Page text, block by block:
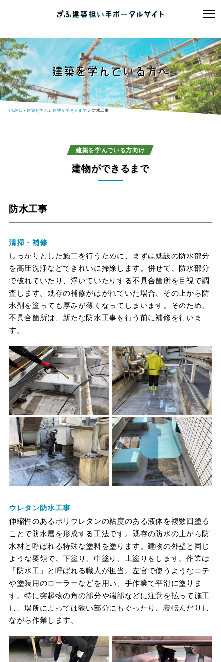
建築を学んでいる方へ
HOME 建築を学ぶ 建物ができるまで 防水工事
建築を学んでいる方向け
建物ができるまで
防水工事
清掃・補修
しっかりとした施工を行うために、まずは既設の防水部分
を高圧洗浄などできれいに掃除します。併せて、防水部分
で破れていたり、浮いていたりする不具合箇所を目視で調
査します。既存の補修がはがれていた場合、その上から防
水剤を塗っても厚みが薄くなってしまいます。そのため、
不具合箇所は、新たな防水工事を行う前に補修を行いま
す。
ウレタン防水工事
伸縮性のあるポリウレタンの粘度のある液体を複数回塗る
ことで防水層を形成する工法です。既存の防水の上から防
水材と呼ばれる特殊な塗料を塗ります。建物の外壁と同じ
ような要領で、下塗り、中塗り、上塗りをします。作業は
「防水工」と呼ばれる職人が担当。左官で使うようなコテ
や塗装用のローラーなどを用い、手作業で平滑に塗りま
す。特に突起物の角の部分や端部などに注意を払って施工
し、場所によっては狭い部分にもぐったり、寝転んだりし
ながら作業します。